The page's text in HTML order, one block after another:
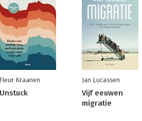
Fleur Kraanen
Unstuck
Jan Lucassen
Vijf eeuwen
migratie